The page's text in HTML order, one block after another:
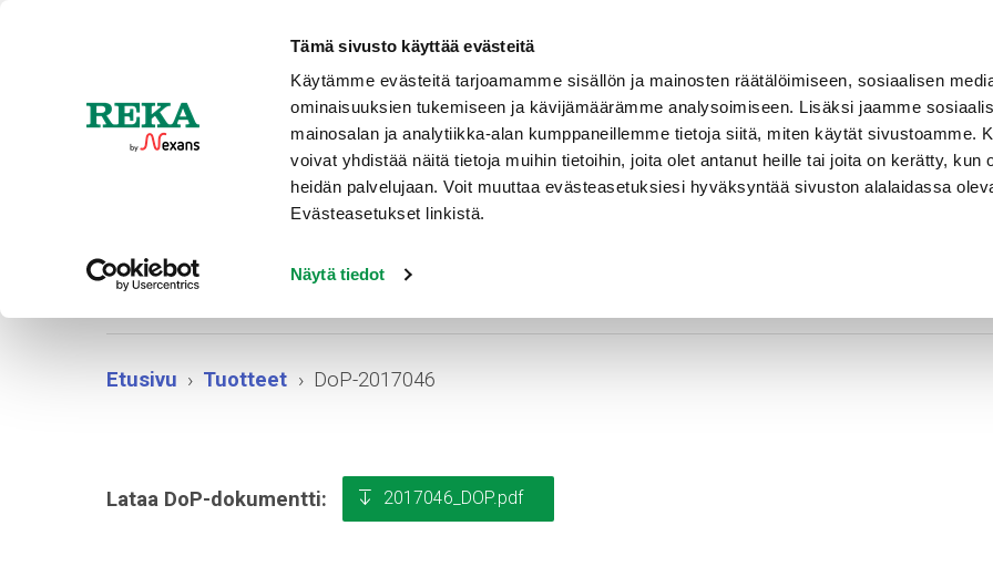
Tämä sivusto käyttää evästeitä
Käytämme evästeitä tarjoamamme sisällön ja mainosten räätälöimiseen, sosiaalisen
ominaisuuksien tukemiseen ja kävijämäärämme analysoimiseen. Lisäksi jaamme
mainosalan ja analytiikka-alan kumppaneillemme tietoja siitä, miten käytät sivustoamme.
voivat yhdistää näitä tietoja muihin tietoihin, joita olet antanut heille tai joita on kerätty, kun
heidän palvelujaan. Voit muuttaa evästeasetuksiesi hyväksyntää sivuston alalaidassa
Evästeasetukset linkistä.
Näytä tiedot
Ajankohtaista Vastuullisuus
TUOTTEET SOVELLUSALUEET KELAHALLINTA
Etusivu Tuotteet DoP-2017046
Lataa DoP-dokumentti: 2017046_DOP.pdf